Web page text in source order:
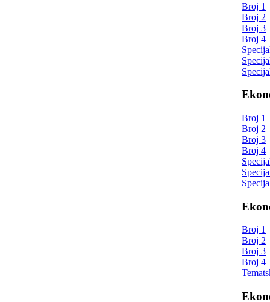
Broj 1
Broj 2
Broj 3
Broj 4
Broj 1
Broj 2
Broj 3
Broj 4
Broj 1
Broj 2
Broj 3
Broj 4